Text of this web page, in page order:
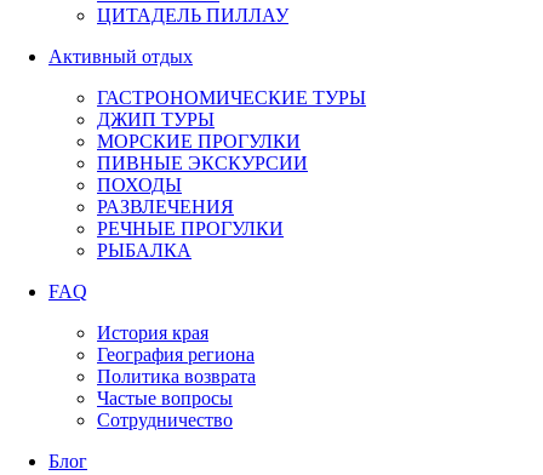
ЦИТАДЕЛЬ ПИЛЛАУ
Активный отдых
ГАСТРОНОМИЧЕСКИЕ ТУРЫ
ДЖИП ТУРЫ
МОРСКИЕ ПРОГУЛКИ
ПИВНЫЕ ЭКСКУРСИИ
ПОХОДЫ
РАЗВЛЕЧЕНИЯ
РЕЧНЫЕ ПРОГУЛКИ
РЫБАЛКА
FAQ
История края
География региона
Политика возврата
Частые вопросы
Сотрудничество
Блог